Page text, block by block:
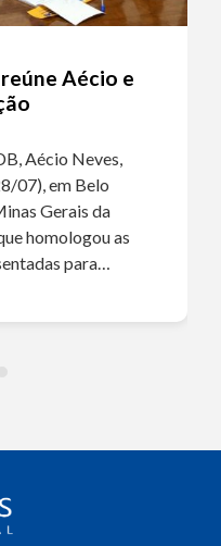
Aécio e
Aécio Neves,
07), em Belo
Gerais da
homologou as
para…